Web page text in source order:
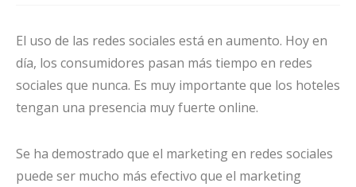
El uso de las redes sociales está en aumento. Hoy en
día, los consumidores pasan más tiempo en redes
sociales que nunca. Es muy importante que los hoteles
tengan una presencia muy fuerte online.
Se ha demostrado que el marketing en redes sociales
puede ser mucho más efectivo que el marketing